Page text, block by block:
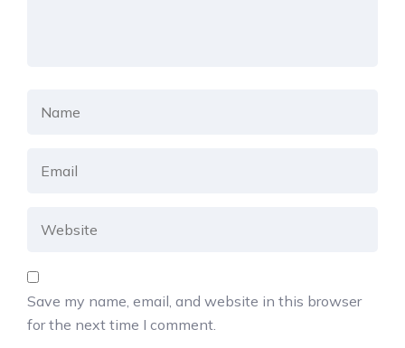
Save my name, email, and website in this browser
for the next time I comment.